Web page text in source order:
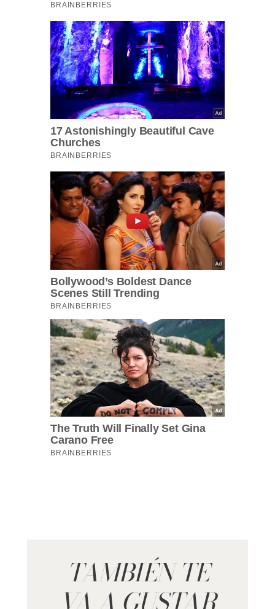
TAMBIÉN TE